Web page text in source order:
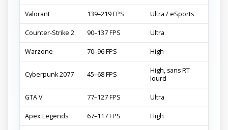
Valorant 139–219 FPS Ultra / eSports
Counter-Strike 2 90–137 FPS Ultra
Warzone 70–96 FPS High
Cyberpunk 2077 45–68 FPS
High, sans RT
lourd
GTA V 77–127 FPS Ultra
Apex Legends 67–117 FPS High